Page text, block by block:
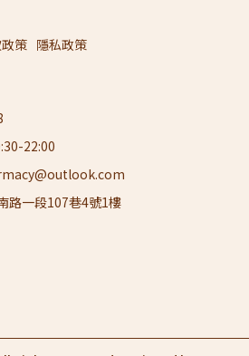
策 隱私政策
22:00
路一段107巷4號1樓